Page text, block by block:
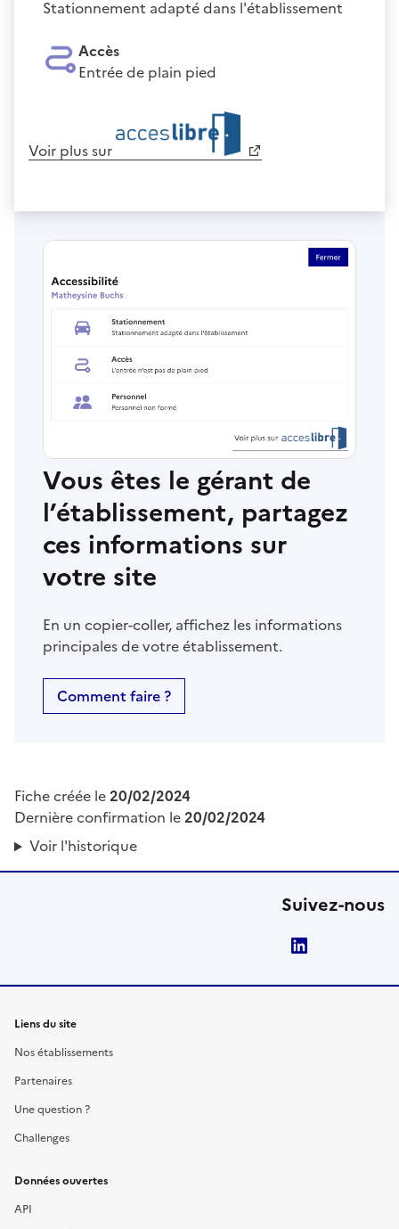
Stationnement adapté dans l'établissement
Accès
Entrée de plain pied
Voir plus sur
Vous êtes le gérant de
l’établissement, partagez
ces informations sur
votre site
En un copier-coller, affichez les informations
principales de votre établissement.
Comment faire ?
Fiche créée le20/02/2024
Dernière confirmation le20/02/2024
Voir l'historique
Suivez-nous
Liens du site
Nos établissements
Partenaires
Une question ?
Challenges
Données ouvertes
API